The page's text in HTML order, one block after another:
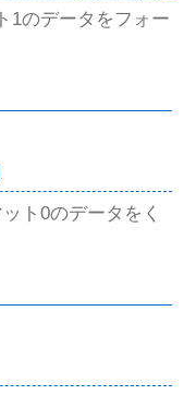
1のデータをフォー
ト0のデータをく